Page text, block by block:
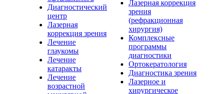
Диагностический
центр
Лазерная
коррекция зрения
Лечение
глаукомы
Лечение
катаракты
Лечение
возрастной
Лазерная коррекция
зрения
(рефракционная
хирургия)
Комплексные
программы
диагностики
Ортокератология
Диагностика зрения
Лазерное и
хирургическое